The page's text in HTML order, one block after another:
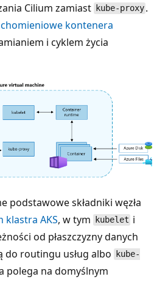
Cilium zamiast
kube-proxy .
kontenera
i cyklem życia
podstawowe składniki węzła
klastra AKS, w tym kubelet i
od płaszczyzny danych
do routingu usług albo
kube-
polega na domyślnym